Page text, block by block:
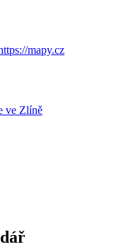
mapy.cz
ve Zlíně